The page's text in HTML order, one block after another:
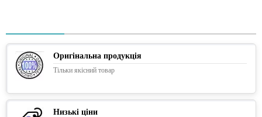
Оригінальна продукція
Тільки якісний товар
Низькі ціни